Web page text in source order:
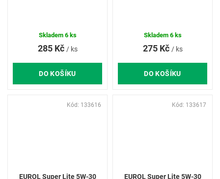
285 Kč / ks
DO KOŠÍKU
Skladem 6 ks
275 Kč / ks
DO KOŠÍKU
Skladem 6 ks
EUROL Super Lite 5W-30
Kód: 133616
EUROL Super Lite 5W-30
Kód: 133617